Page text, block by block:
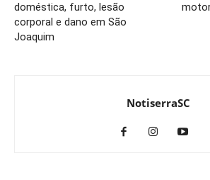
doméstica, furto, lesão
corporal e dano em São
Joaquim
NotiserraSC